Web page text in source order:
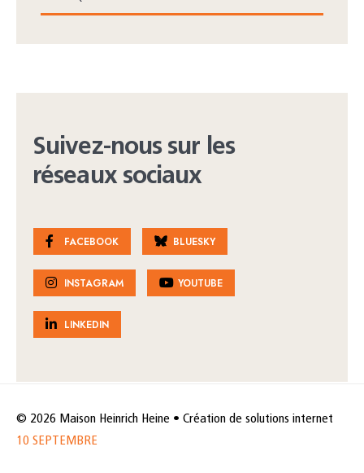
Suivez-nous sur les
réseaux sociaux
FACEBOOK BLUESKY
INSTAGRAM YOUTUBE
LINKEDIN
© 2026 Maison Heinrich Heine • Création de solutions internet
10 SEPTEMBRE